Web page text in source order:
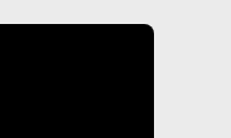
u otras